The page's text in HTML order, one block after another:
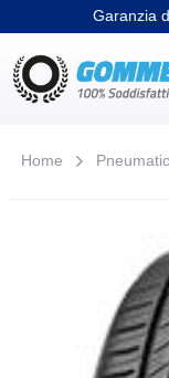
Garanzia
Home